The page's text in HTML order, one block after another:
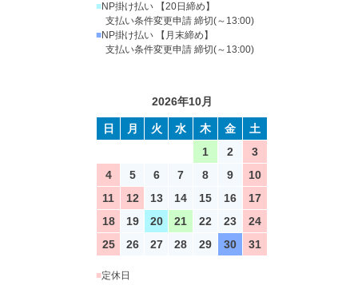
■NP掛け払い 【20日締め】
支払い条件変更申請 締切(～13:00)
■NP掛け払い 【月末締め】
支払い条件変更申請 締切(～13:00)
2026年10月
日 月 火 水 木 金
土
1
2
3
4
5 6 7 8 9
10
11
12 13 14 15 16
17
18
19 20 21 22 23
24
25
26 27 28 29 30 31
■定休日